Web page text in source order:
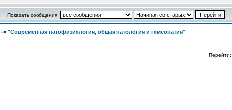
Показать сообщения:
-> "Современная патофизиология, общая патология и гомеопатия"
Перейти: